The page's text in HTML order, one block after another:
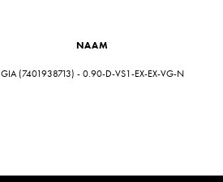
NAAM
GIA (7401938713) - 0.90-D-VS1-EX-EX-VG-N